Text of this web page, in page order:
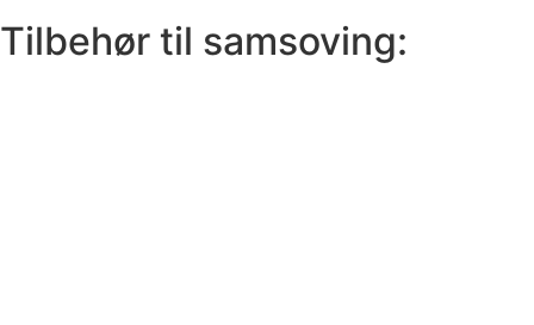
Tilbehør til samsoving: